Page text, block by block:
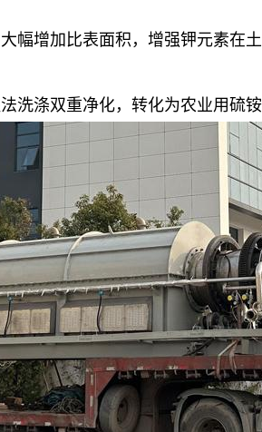
幅增加比表面积，增强钾元素在
洗涤双重净化，转化为农业用硫